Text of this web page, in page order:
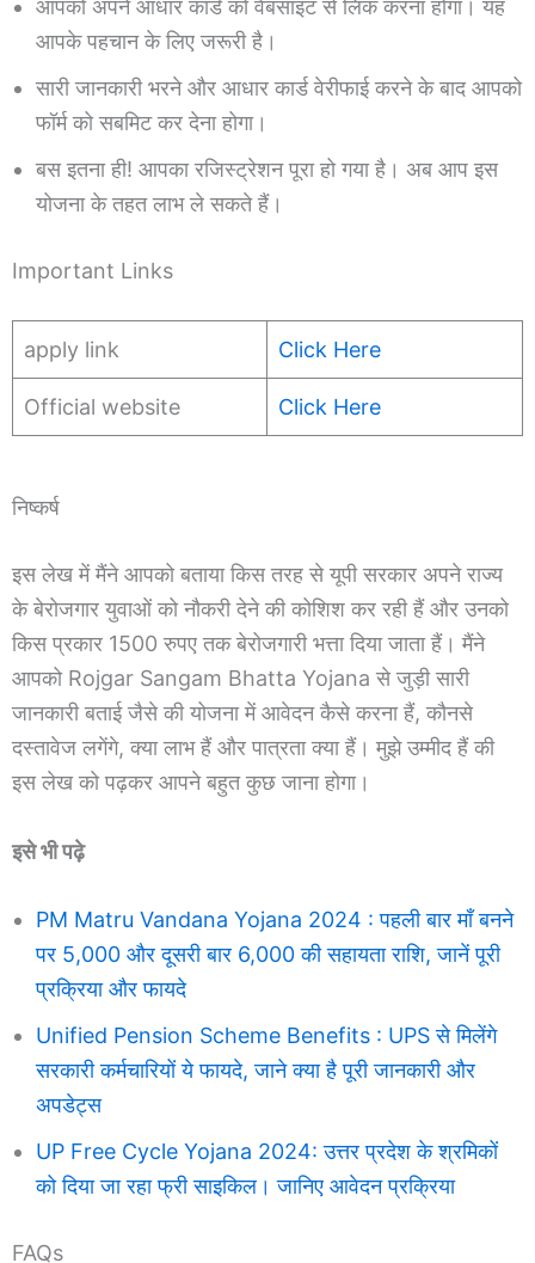
आपको अपने आधार कार्ड को वेबसाइट से लिंक करना होगा। यह
आपके पहचान के लिए जरूरी है।
सारी जानकारी भरने और आधार कार्ड वेरीफाई करने के बाद आपको
फॉर्म को सबमिट कर देना होगा।
बस इतना ही! आपका रजिस्ट्रेशन पूरा हो गया है। अब आप इस
योजना के तहत लाभ ले सकते हैं।
Important Links
apply link Click Here
Official website Click Here
निष्कर्ष
इस लेख में मैंने आपको बताया किस तरह से यूपी सरकार अपने राज्य
के बेरोजगार युवाओं को नौकरी देने की कोशिश कर रही हैं और उनको
किस प्रकार 1500 रुपए तक बेरोजगारी भत्ता दिया जाता हैं। मैंने
आपको Rojgar Sangam Bhatta Yojana से जुड़ी सारी
जानकारी बताई जैसे की योजना में आवेदन कैसे करना हैं, कौनसे
दस्तावेज लगेंगे, क्या लाभ हैं और पात्रता क्या हैं। मुझे उम्मीद हैं की
इस लेख को पढ़कर आपने बहुत कुछ जाना होगा।
इसे भी पढ़े
PM Matru Vandana Yojana 2024 : पहली बार माँ बनने
पर 5,000 और दूसरी बार 6,000 की सहायता राशि, जानें पूरी
प्रक्रिया और फायदे
Unified Pension Scheme Benefits : UPS से मिलेंगे
सरकारी कर्मचारियों ये फायदे, जाने क्या है पूरी जानकारी और
अपडेट्स
UP Free Cycle Yojana 2024: उत्तर प्रदेश के श्रमिकों
को दिया जा रहा फ्री साइकिल। जानिए आवेदन प्रक्रिया
FAQs